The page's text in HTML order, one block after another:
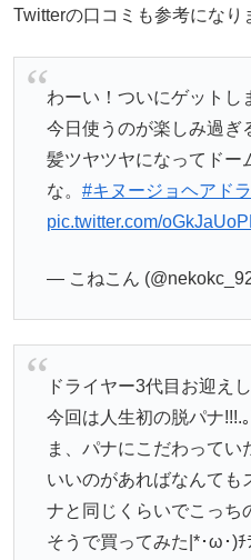
Twitterの口コミも参考になり
わーい！ついにゲットし
今日使うのが楽しみ過ぎ
髪ツヤツヤになってドー
な。 #キヌージョヘアド
pic.twitter.com/
— こねこん
ドライヤー3代目お迎え
今回は人生初の脱パナ!!!.｡
ま、パナにこだわって
いいのがあればなんても
ナと同じくらいでこっち
そうで買ってみた|*･ω･)ﾁ